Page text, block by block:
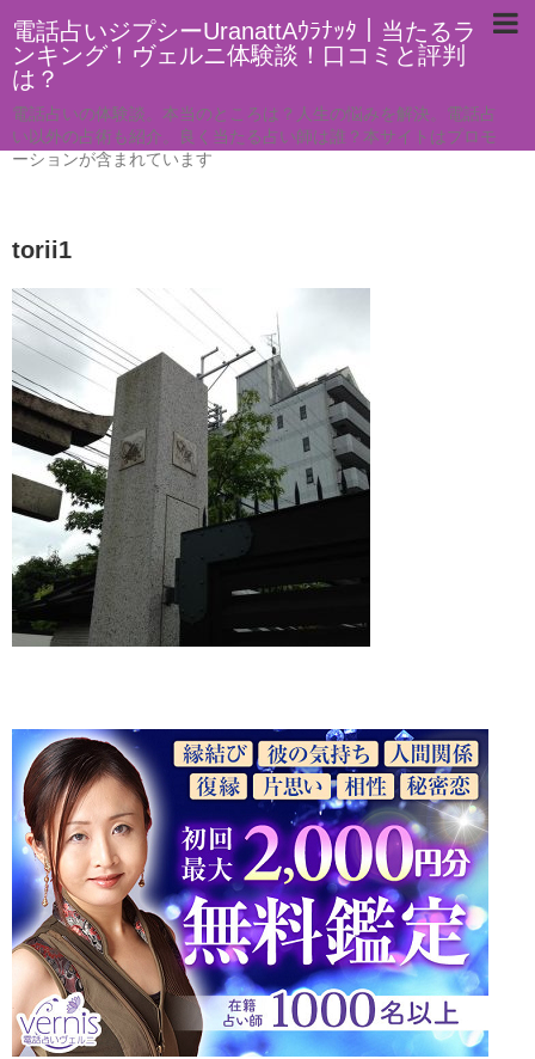
電話占いジプシーUranattAｳﾗﾅｯﾀ｜当たるラ
ンキング！ヴェルニ体験談！口コミと評判
は？
電話占いの体験談。本当のところは？人生の悩みを解決。電話占
い以外の占術も紹介。良く当たる占い師は誰？本サイトはプロモ
ーションが含まれています
torii1